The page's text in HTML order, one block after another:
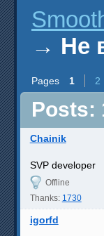
→ Не
Pages 1 2
Posts:
Chainik
SVP developer
Offline
Thanks: 1730
igorfd